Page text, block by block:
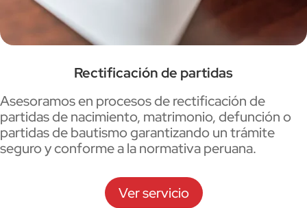
Rectificación de partidas
Asesoramos en procesos de rectificación de
partidas de nacimiento, matrimonio, defunción o
partidas de bautismo garantizando un trámite
seguro y conforme a la normativa peruana.
Ver servicio